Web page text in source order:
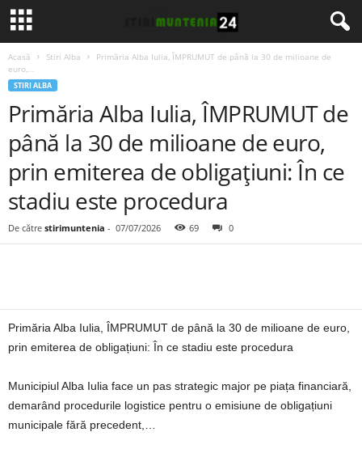
Acasă Stiri Alba
Primăria Alba Iulia, ÎMPRUMUT de până la 30 de milioane de
euro,...
STIRI ALBA
Primăria Alba Iulia, ÎMPRUMUT de
până la 30 de milioane de euro,
prin emiterea de obligațiuni: În ce
stadiu este procedura
De către stirimuntenia - 07/07/2026 69 0
Primăria Alba Iulia, ÎMPRUMUT de până la 30 de milioane de euro,
prin emiterea de obligațiuni: În ce stadiu este procedura
Municipiul Alba Iulia face un pas strategic major pe piața financiară,
demarând procedurile logistice pentru o emisiune de obligațiuni
municipale fără precedent,…